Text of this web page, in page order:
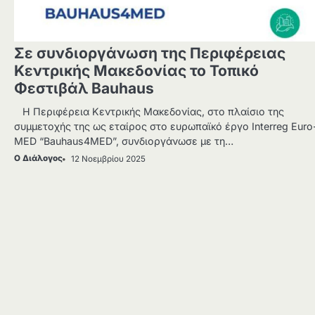
Σε συνδιοργάνωση της Περιφέρειας
Κεντρικής Μακεδονίας το Τοπικό
Φεστιβάλ Bauhaus
Η Περιφέρεια Κεντρικής Μακεδονίας, στο πλαίσιο της
συμμετοχής της ως εταίρος στο ευρωπαϊκό έργο Interreg
MED “Bauhaus4MED”, συνδιοργάνωσε με τη…
Ο Διάλογος 12 Νοεμβρίου 2025